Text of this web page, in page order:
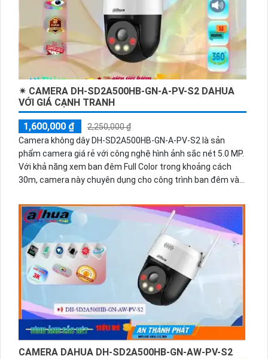
✴ CAMERA DH-SD2A500HB-GN-A-PV-S2 DAHUA
VỚI GIÁ CẠNH TRANH
1,600,000 ₫
2,250,000 ₫
Camera không dây DH-SD2A500HB-GN-A-PV-S2 là sản
phẩm camera giá rẻ với công nghệ hình ảnh sắc nét 5.0 MP.
Với khả năng xem ban đêm Full Color trong khoảng cách
30m, camera này chuyên dụng cho công trình ban đêm và
chuẩn chống nước IP67, camera cung cấp độ phân giải cao
và có khả năng thu âm chất lượng. Ngoài ra, camera còn hỗ
trợ kết nối IP Wifi tiện lợi.
CAMERA DAHUA DH-SD2A500HB-GN-AW-PV-S2